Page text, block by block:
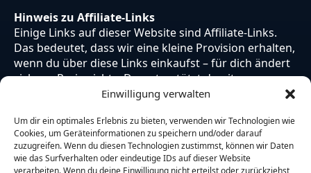
Einwilligung verwalten
Um dir ein optimales Erlebnis zu bieten, verwenden wir Technologien wie
Cookies, um Geräteinformationen zu speichern und/oder darauf
zuzugreifen. Wenn du diesen Technologien zustimmst, können wir Daten
wie das Surfverhalten oder eindeutige IDs auf dieser Website
verarbeiten. Wenn du deine Einwilligung nicht erteilst oder zurückziehst,
Hinweis zu Affiliate-Links
Einige Links auf dieser Website sind Affiliate-Links.
Das bedeutet, dass wir eine kleine Provision erhalten,
wenn du über diese Links einkaufst – für dich ändert
sich am Preis nichts. Du unterstützt damit unsere
Arbeit. Vielen Dank dafür!